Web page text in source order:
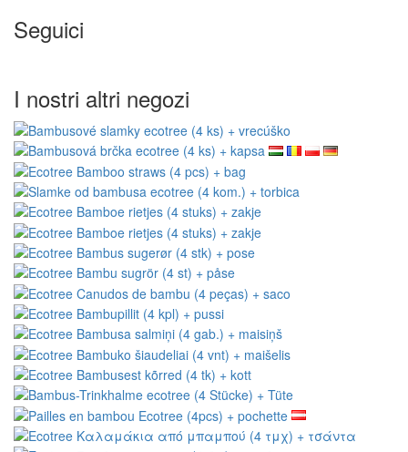
Seguici
I nostri altri negozi